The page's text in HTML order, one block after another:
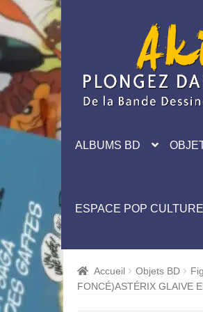
navigation
ALBUMS BD
ESPACE POP CULTURE
Accueil Objets BD
FONCÉ)ASTÉRIX GLAIVE